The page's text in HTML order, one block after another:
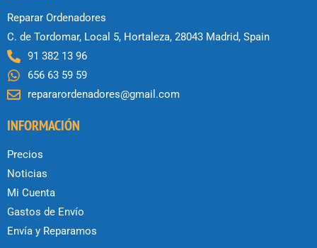
Reparar Ordenadores
C. de Tordomar, Local 5, Hortaleza, 28043 Madrid, Spain
91 382 13 96
656 63 59 59
repararordenadores@gmail.com
INFORMACIÓN
Precios
Noticias
Mi Cuenta
Gastos de Envío
Envía y Reparamos